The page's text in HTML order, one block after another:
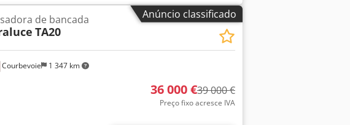
Anúncio classificado
Courbevoie 1 347 km
de bancada
TA20
36 000 €39 000 €
Preço fixo acresce IVA